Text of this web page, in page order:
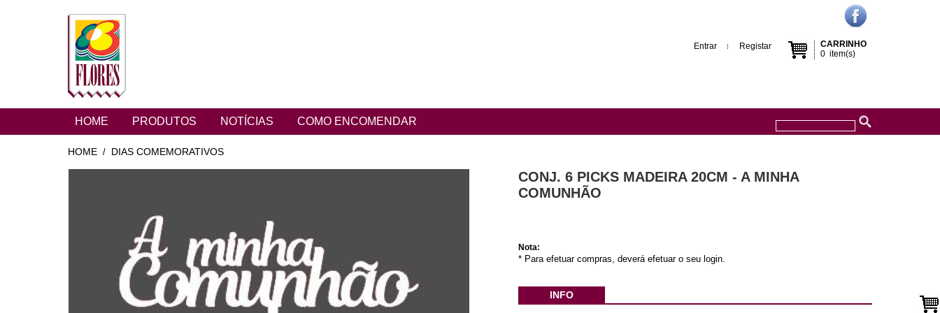
CARRINHO
0 item(s)
Entrar Registar
HOME PRODUTOS NOTÍCIAS COMO ENCOMENDAR
HOME / DIAS COMEMORATIVOS
CONJ. 6 PICKS MADEIRA 20CM - A MINHA
COMUNHÃO
Nota:
* Para efetuar compras, deverá efetuar o seu login.
INFO